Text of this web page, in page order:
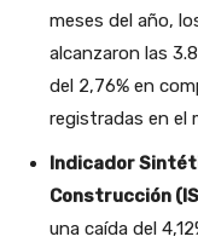
meses del año,
alcanzaron las
del 2,76% en
registradas en el
Indicador
Construcción
una caída del